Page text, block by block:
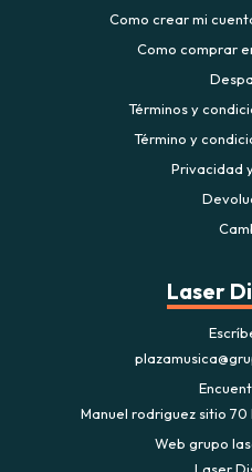
Como crear mi
Como comprar
Términos y
Término y
Privacidad
Laser
Manuel rodriguez sitio
Web grupo